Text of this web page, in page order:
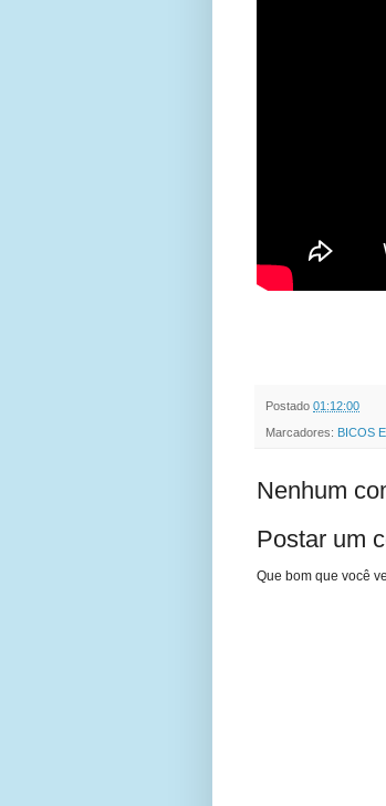
Postado 01:12:00
Marcadores: BICOS
Nenhum
Postar um
Que bom que você